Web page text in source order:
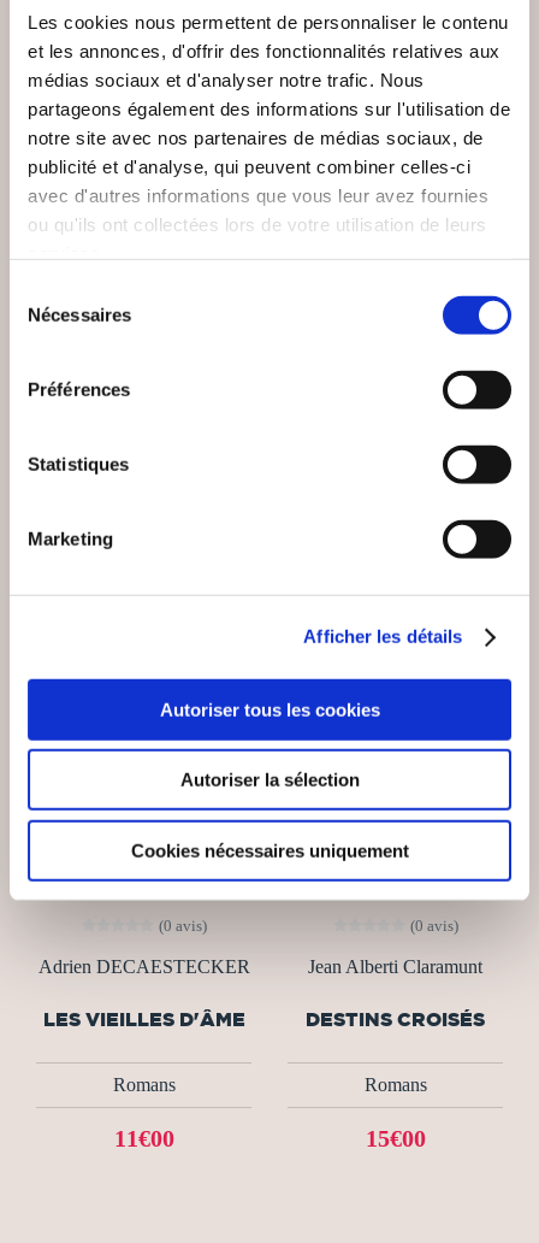
Les cookies nous permettent de personnaliser le contenu
et les annonces, d'offrir des fonctionnalités relatives aux
médias sociaux et d'analyser notre trafic. Nous
partageons également des informations sur l'utilisation de
notre site avec nos partenaires de médias sociaux, de
publicité et d'analyse, qui peuvent combiner celles-ci
avec d'autres informations que vous leur avez fournies
ou qu'ils ont collectées lors de votre utilisation de leurs
Nécessaires
Préférences
Statistiques
Marketing
Afficher les détails
Autoriser tous les cookies
Autoriser la sélection
Cookies nécessaires uniquement
Brigitte Guilhot
OLÉACÉES
Gilles FIOLET
PAR LA BRÈCHE
(0 avis)
Adrien DECAESTECKER
LES VIEILLES D'ÂME
Romans
11€00
(0 avis)
Jean Alberti Claramunt
DESTINS CROISÉS
Romans
15€00